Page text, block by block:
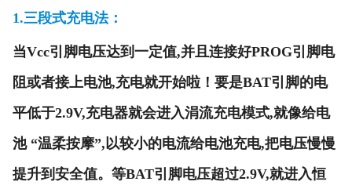
1.三段式充电法：
当Vcc引脚电压达到一定值,并且连接好PROG引脚电
阻或者接上电池,充电就开始啦！要是BAT引脚的电
平低于2.9V,充电器就会进入涓流充电模式,就像给电
池 “温柔按摩”,以较小的电流给电池充电,把电压慢慢
提升到安全值。等BAT引脚电压超过2.9V,就进入恒